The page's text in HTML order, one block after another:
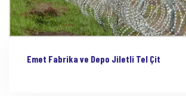
Emet Fabrika ve Depo Jiletli Tel Çit